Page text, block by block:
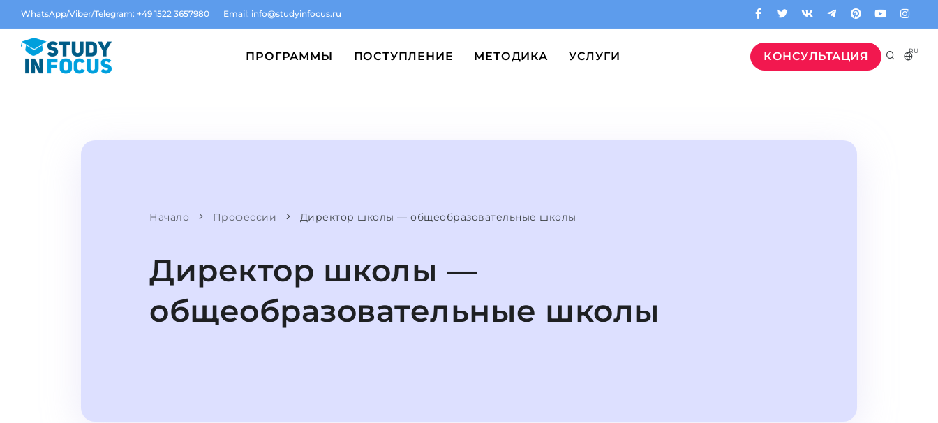
WhatsApp/Viber/Telegram: +49 1522 3657980 Email: info@studyinfocus.ru
КОНСУЛЬТАЦИЯ RU
ПРОГРАММЫ ПОСТУПЛЕНИЕ МЕТОДИКА УСЛУГИ
Начало Профессии Директор школы — общеобразовательные школы
Директор школы —
общеобразовательные школы